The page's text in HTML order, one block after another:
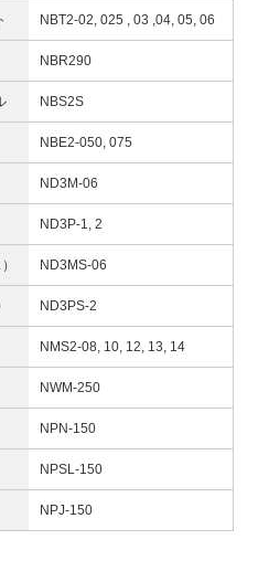
NBT2-02, 025 , 03 ,04, 05, 06
NBR290
NBS2S
NBE2-050, 075
ND3M-06
ND3P-1, 2
ND3MS-06
ND3PS-2
NMS2-08, 10, 12, 13, 14
NWM-250
NPN-150
NPSL-150
NPJ-150